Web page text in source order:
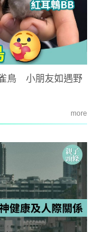
鳥 小朋友如遇野
more